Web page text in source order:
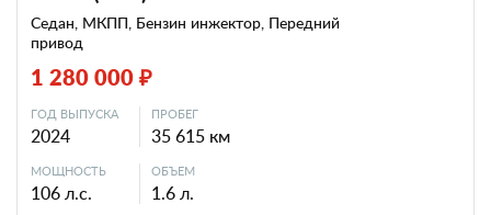
Седан, МКПП, Бензин инжектор, Передний
привод
1 280 000 ₽
ГОД ВЫПУСКА
2024
ПРОБЕГ
35 615 км
МОЩНОСТЬ
106 л.с.
ОБЪЕМ
1.6 л.